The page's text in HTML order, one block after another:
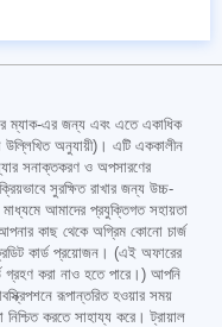
ফর ম্যাক-এর জন্য এবং এতে একাধিক
উল্লিখিত অনুযায়ী)। এটি এককালীন
সনাক্তকরণ ও অপসারণের
সুরক্ষিত রাখার জন্য উচ্চ-
মাধ্যমে আমাদের প্রযুক্তিগত সহায়তা
কাছ থেকে অগ্রিম কোনো চার্জ
কার্ড প্রয়োজন। (এই অফারের
গ্রহণ করা নাও হতে পারে।) আপনি
রূপান্তরিত হওয়ার সময়
নিশ্চিত করতে সাহায্য করে। ট্রায়াল